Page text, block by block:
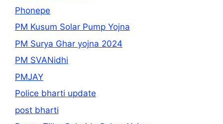
Phonepe
PM Kusum Solar Pump Yojna
PM Surya Ghar yojna 2024
PM SVANidhi
PMJAY
Police bharti update
post bharti